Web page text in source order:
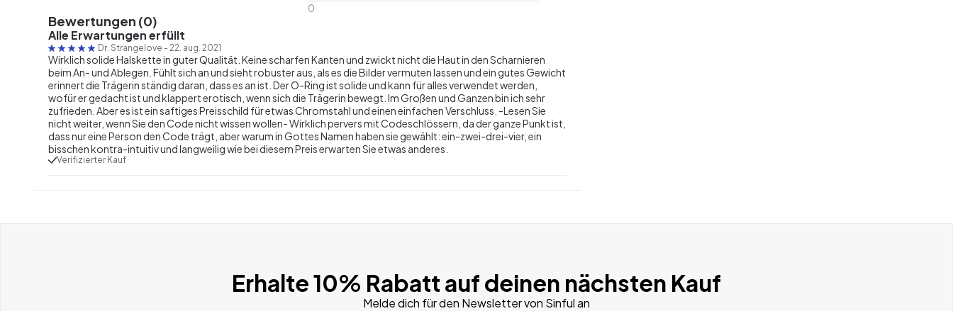
0
Bewertungen (0)
Alle Erwartungen erfüllt
Dr. Strangelove - 22. aug. 2021
Wirklich solide Halskette in guter Qualität. Keine scharfen Kanten und zwickt nicht die Haut in den Scharnieren
beim An- und Ablegen. Fühlt sich an und sieht robuster aus, als es die Bilder vermuten lassen und ein gutes Gewicht
erinnert die Trägerin ständig daran, dass es an ist. Der O-Ring ist solide und kann für alles verwendet werden,
wofür er gedacht ist und klappert erotisch, wenn sich die Trägerin bewegt. Im Großen und Ganzen bin ich sehr
zufrieden. Aber es ist ein saftiges Preisschild für etwas Chromstahl und einen einfachen Verschluss. -Lesen Sie
nicht weiter, wenn Sie den Code nicht wissen wollen- Wirklich pervers mit Codeschlössern, da der ganze Punkt ist,
dass nur eine Person den Code trägt, aber warum in Gottes Namen haben sie gewählt: ein-zwei-drei-vier, ein
bisschen kontra-intuitiv und langweilig wie bei diesem Preis erwarten Sie etwas anderes.
Verifizierter Kauf
Erhalte 10% Rabatt auf deinen nächsten Kauf
Melde dich für den Newsletter von Sinful an